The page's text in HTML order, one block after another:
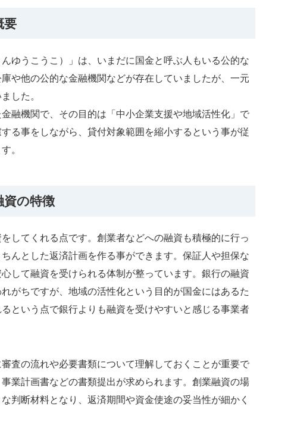
要
ゆうこうこ）」は、いまだに国金と呼ぶ人もいる公的な
や他の公的な金融機関などが存在していましたが、一元
した。
融機関で、その目的は「中小企業支援や地域活性化」で
る事をしながら、貸付対象範囲を縮小するという事が従
。
資の特徴
してくれる点です。創業者などへの融資も積極的に行っ
んとした返済計画を作る事ができます。保証人や担保な
して融資を受けられる体制が整っています。銀行の融資
がちですが、地域の活性化という目的が国金にはあるた
という点で銀行よりも融資を受けやすいと感じる事業者
査の流れや必要書類について理解しておくことが重要で
業計画書などの書類提出が求められます。創業融資の場
判断材料となり、返済期間や資金使途の妥当性が細かく